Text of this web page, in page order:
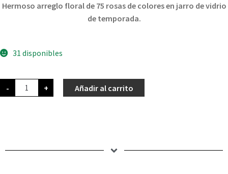
Hermoso arreglo floral de 75 rosas de colores en jarro de vidrio
de temporada.
31 disponibles
- + Añadir al carrito